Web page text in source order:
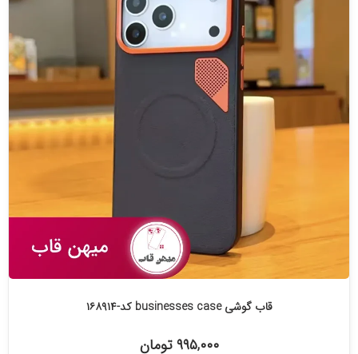
قاب گوشی businesses case کد-۱۶۸۹۱۴
۹۹۵,۰۰۰ تومان